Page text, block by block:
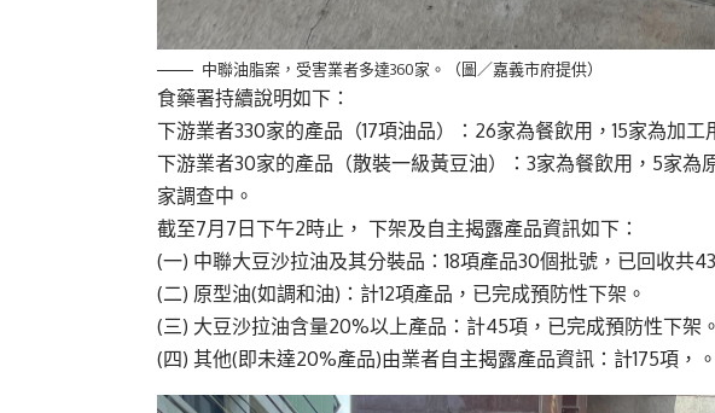
中聯油脂案，受害業者多達360家。（圖／嘉義市府提供）
食藥署持續說明如下：
下游業者330家的產品（17項油品）：26家為餐飲用，15家為加工
下游業者30家的產品（散裝一級黃豆油）：3家為餐飲用，5家為
家調查中。
截至7月7日下午2時止， 下架及自主揭露產品資訊如下：
(一) 中聯大豆沙拉油及其分裝品：18項產品30個批號，已回收共
(二) 原型油(如調和油)：計12項產品，已完成預防性下架。
(三) 大豆沙拉油含量20%以上產品：計45項，已完成預防性下架。
(四) 其他(即未達20%產品)由業者自主揭露產品資訊：計175項，。